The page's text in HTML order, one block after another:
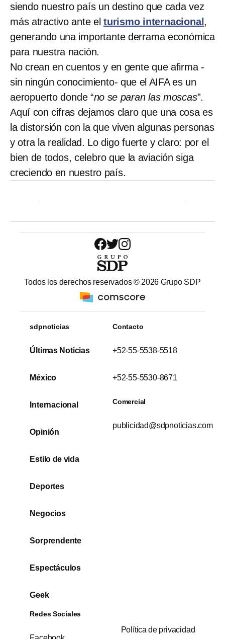
siendo nuestro país un destino que cada vez
más atractivo ante elturismo internacional ,
generando una importante derrama económica
para nuestra nación.
No crean en cuentos y en gente que afirma -
sin ningún conocimiento- que el AIFA es un
aeropuerto donde “no se paran las moscas”.
Aquí con cifras dejamos claro que una cosa es
la distorsión con la que viven algunas personas
y otra la realidad. Lo digo fuerte y claro: por el
bien de todos, celebro que la aviación siga
creciendo en nuestro país.
Todos los derechos reservados © 2026 Grupo SDP
sdpnoticias
Últimas Noticias
México
Internacional
Opinión
Estilo de vida
Deportes
Negocios
Sorprendente
Espectáculos
Geek
Contacto
+52-55-5538-5518
+52-55-5530-8671
Comercial
publicidad@sdpnoticias.com
Redes Sociales
Política de privacidad